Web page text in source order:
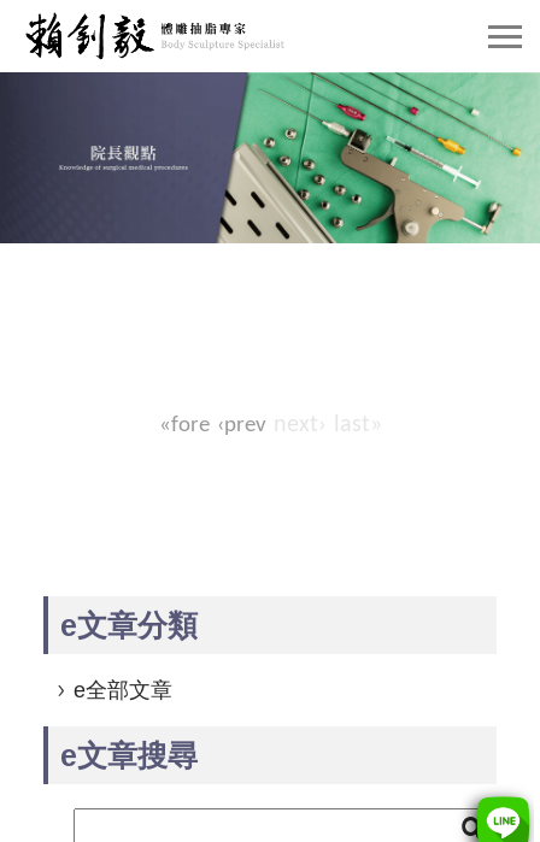
e關於賴院長
e威塑抽脂介紹
e案例分享
«fore ‹prev next› last»
e文章分類
e全部文章
e文章搜尋